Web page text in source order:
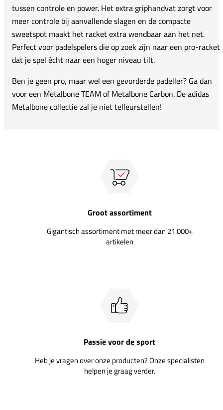
tussen controle en power. Het extra griphandvat zorgt voor
meer controle bij aanvallende slagen en de compacte
sweetspot maakt het racket extra wendbaar aan het net.
Perfect voor padelspelers die op zoek zijn naar een pro-racket
dat je spel écht naar een hoger niveau tilt.
Ben je geen pro, maar wel een gevorderde padeller? Ga dan
voor een Metalbone TEAM of Metalbone Carbon. De adidas
Metalbone collectie zal je niet telleurstellen!
Groot assortiment
Gigantisch assortiment met meer dan 21.000+
artikelen
Passie voor de sport
Heb je vragen over onze producten? Onze specialisten
helpen je graag verder.